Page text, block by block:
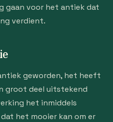
gaan voor het antiek dat
verdient.
geworden, het heeft
groot deel uitstekend
het inmiddels
het mooier kan om er